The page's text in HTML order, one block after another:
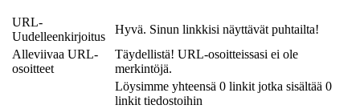
URL-
Uudelleenkirjoitus
Hyvä. Sinun linkkisi näyttävät puhtailta!
Alleviivaa URL-
osoitteet
Täydellistä! URL-osoitteissasi ei ole
merkintöjä.
Löysimme yhteensä 0 linkit jotka sisältää 0
linkit tiedostoihin